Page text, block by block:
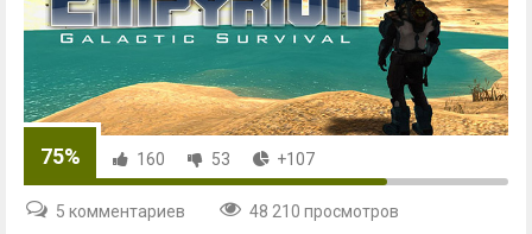
75% 160 53 +107
5 комментариев 48 210 просмотров